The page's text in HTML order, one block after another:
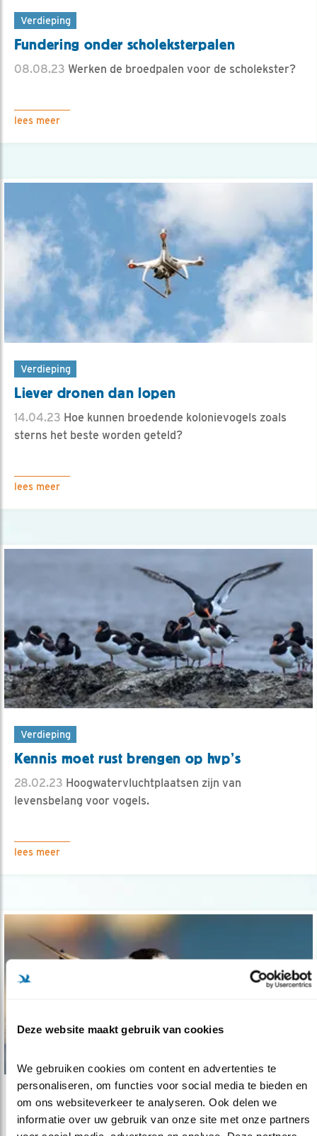
Deze website maakt gebruik van cookies
We gebruiken cookies om content en advertenties te
personaliseren, om functies voor social media te bieden en
om ons websiteverkeer te analyseren. Ook delen we
informatie over uw gebruik van onze site met onze partners
Verdieping
Fundering onder scholeksterpalen
08.08.23 Werken de broedpalen voor de scholekster?
lees meer
Verdieping
Liever dronen dan lopen
14.04.23 Hoe kunnen broedende kolonievogels zoals
sterns het beste worden geteld?
lees meer
Verdieping
Kennis moet rust brengen op hvp’s
28.02.23 Hoogwatervluchtplaatsen zijn van
levensbelang voor vogels.
lees meer
Verdieping
Verstoorde vogels, ongekende effecten